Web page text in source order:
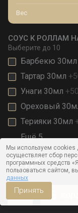
Вес
СОУС К РОЛЛАМ
Выберите до 10
Барбекю 30мл
Тартар 30мл
Унаги 30мл
Ореховый
Терияки 30мл
Ещё 5
195 руб. 150 г
Мы используем cookies
осуществляет сбор
программных средств
пользоваться сайтом,
данных
Принять